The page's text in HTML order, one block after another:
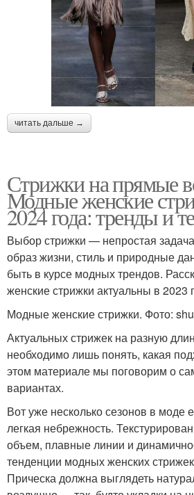
читать дальше →
Стрижки на прямые
Модные женские
2024 года: тренды и
Выбор стрижки — непростая
образ жизни, стиль и природные
быть в курсе модных трендов.
женские стрижки актуальны в 2023
Модные женские стрижки. Фото:
Актуальных стрижек на разную
необходимо лишь понять, какая
этом материале мы поговорим о
вариантах.
Вот уже несколько сезонов в моде
легкая небрежность.
объем, плавные линии и
тенденции модных женских
Прическа должна выглядеть